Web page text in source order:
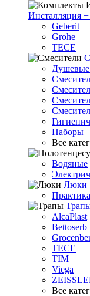
Инсталляция
Geberit
Grohe
TECE
Наборы
Все
Водяные
Люки
Практика
AlcaPlast
Bettoserb
TECE
TIM
Viega
Все